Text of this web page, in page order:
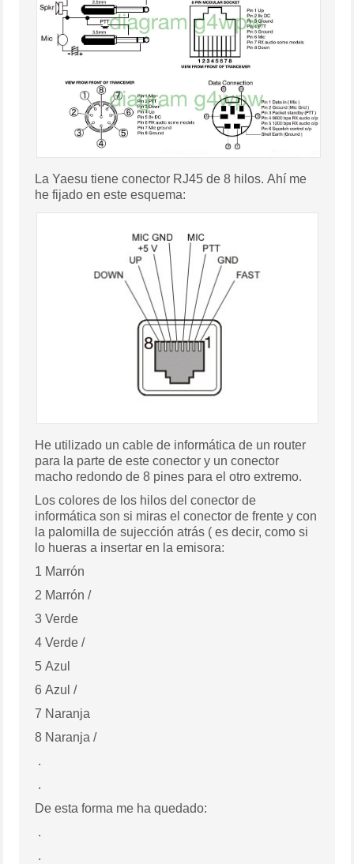
La Yaesu tiene conector RJ45 de 8 hilos. Ahí me
he fijado en este esquema:
He utilizado un cable de informática de un router
para la parte de este conector y un conector
macho redondo de 8 pines para el otro extremo.
Los colores de los hilos del conector de
informática son si miras el conector de frente y con
la palomilla de sujección atrás ( es decir, como si
lo hueras a insertar en la emisora:
1 Marrón
2 Marrón /
3 Verde
4 Verde /
5 Azul
6 Azul /
7 Naranja
8 Naranja /
.
.
De esta forma me ha quedado:
.
.